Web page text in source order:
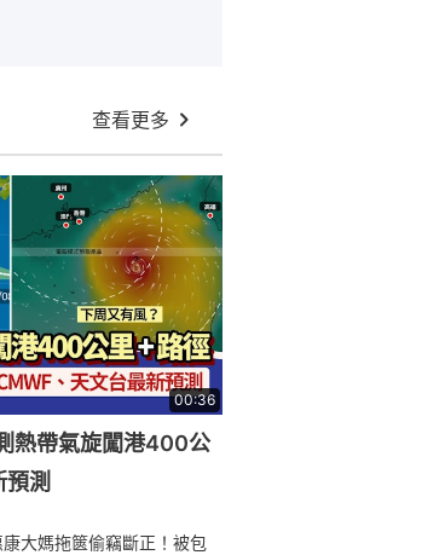
查看更多
00:36
熱帶氣旋闖港400公
測
大媽拖篋偷竊斷正！被包